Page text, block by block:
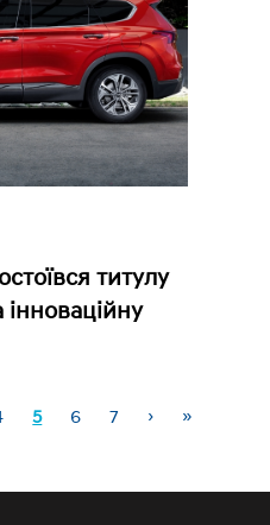
титулу
інноваційну
5 6 7 › »